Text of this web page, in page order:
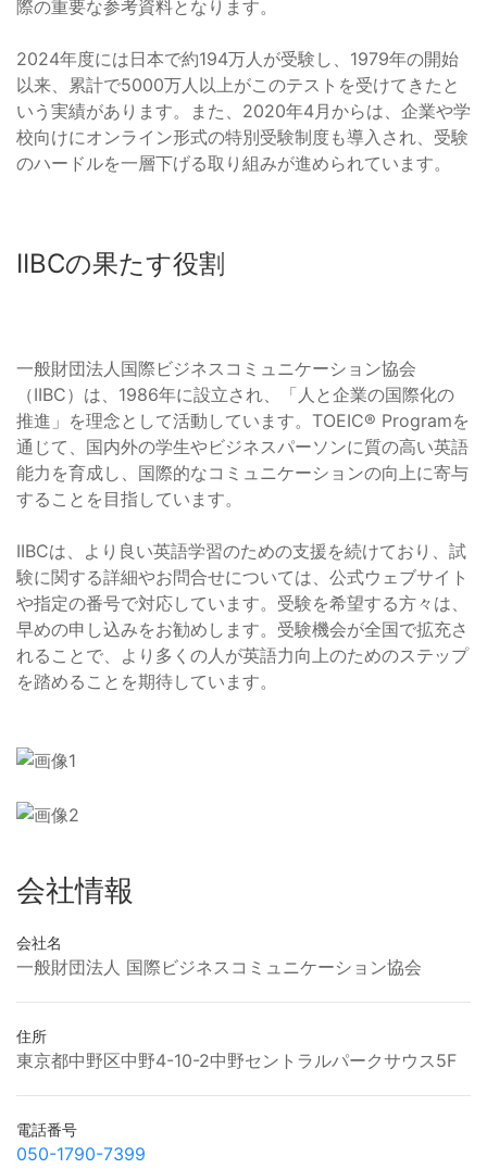
際の重要な参考資料となります。
2024年度には日本で約194万人が受験し、1979年の開始
以来、累計で5000万人以上がこのテストを受けてきたと
いう実績があります。また、2020年4月からは、企業や学
校向けにオンライン形式の特別受験制度も導入され、受験
のハードルを一層下げる取り組みが進められています。
IIBCの果たす役割
一般財団法人国際ビジネスコミュニケーション協会
（IIBC）は、1986年に設立され、「人と企業の国際化の
推進」を理念として活動しています。TOEIC® Programを
通じて、国内外の学生やビジネスパーソンに質の高い英語
能力を育成し、国際的なコミュニケーションの向上に寄与
することを目指しています。
IIBCは、より良い英語学習のための支援を続けており、試
験に関する詳細やお問合せについては、公式ウェブサイト
や指定の番号で対応しています。受験を希望する方々は、
早めの申し込みをお勧めします。受験機会が全国で拡充さ
れることで、より多くの人が英語力向上のためのステップ
を踏めることを期待しています。
会社情報
会社名
一般財団法人 国際ビジネスコミュニケーション協会
住所
東京都中野区中野4-10-2中野セントラルパークサウス5F
電話番号
050-1790-7399